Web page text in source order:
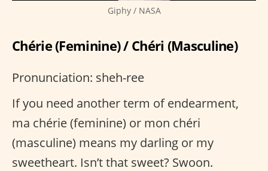
Giphy / NASA
Chérie (Feminine) / Chéri (Masculine)
Pronunciation: sheh-ree
If you need another term of endearment,
ma chérie (feminine) or mon chéri
(masculine) means my darling or my
sweetheart. Isn’t that sweet? Swoon.